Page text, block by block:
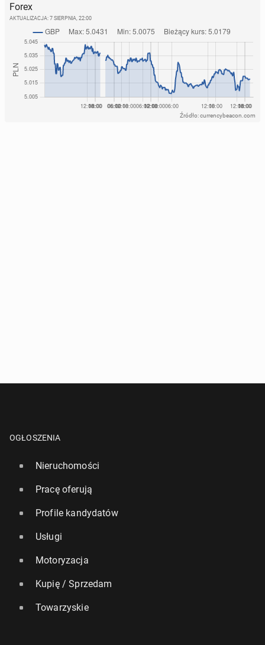
Forex
AKTUALIZACJA: 7 SIERPNIA, 22:00
Źródło: currencybeacon.com
OGŁOSZENIA
Nieruchomości
Pracę oferują
Profile kandydatów
Usługi
Motoryzacja
Kupię / Sprzedam
Towarzyskie